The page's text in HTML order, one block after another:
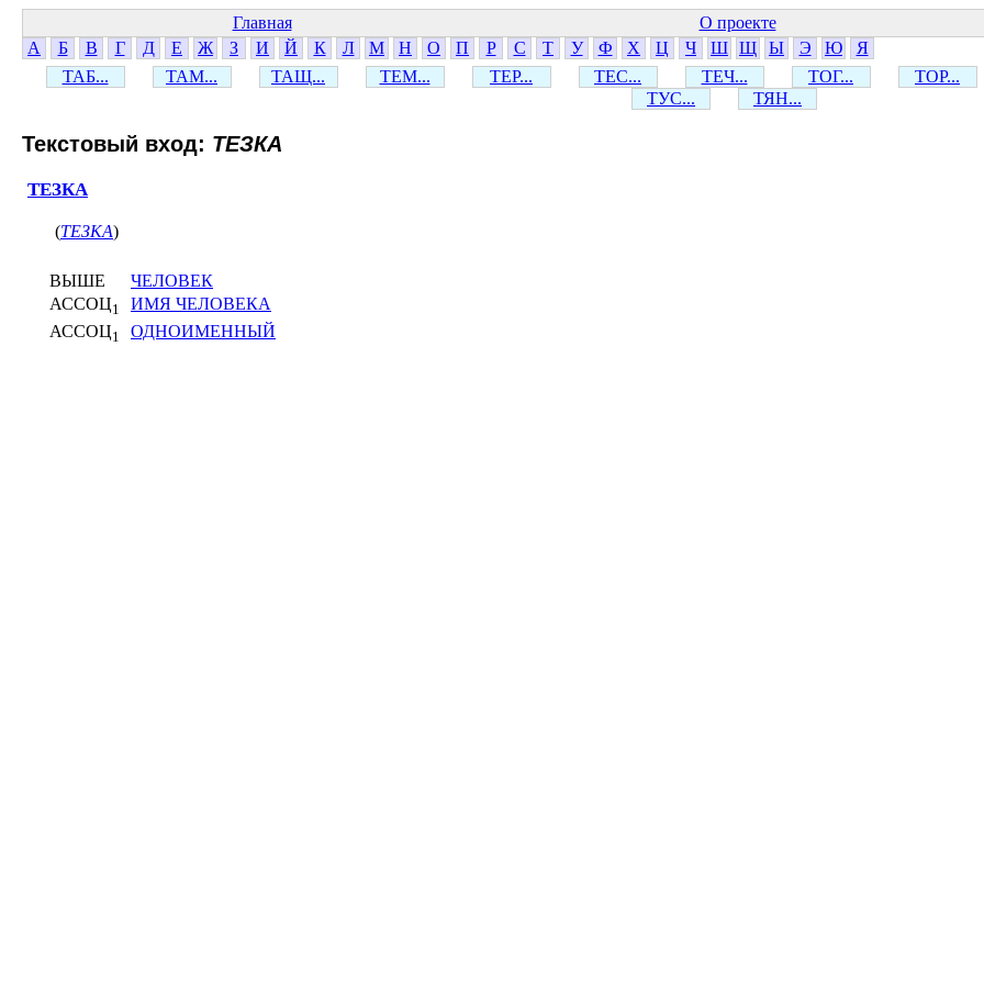
Главная О проекте
А
Б В Г Д Е Ж З И Й К Л М Н О П Р С Т У Ф Х Ц Ч Ш Щ Ы Э Ю
Я
ТАБ...
ТАМ... ТАЩ... ТЕМ... ТЕР... ТЕС... ТЕЧ... ТОГ... ТОР...
ТУС...
ТЯН...
Текстовый вход: ТЕЗКА
ТЕЗКА
(ТЕЗКА)
ВЫШЕ
ЧЕЛОВЕК
АССОЦ1
ИМЯ ЧЕЛОВЕКА
АССОЦ1 ОДНОИМЕННЫЙ